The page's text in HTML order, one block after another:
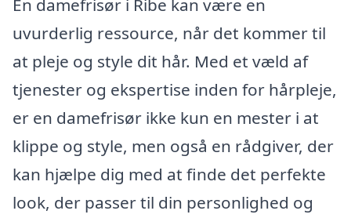
En damefrisør i Ribe kan være en
uvurderlig ressource, når det kommer til
at pleje og style dit hår. Med et væld af
tjenester og ekspertise inden for hårpleje,
er en damefrisør ikke kun en mester i at
klippe og style, men også en rådgiver, der
kan hjælpe dig med at finde det perfekte
look, der passer til din personlighed og